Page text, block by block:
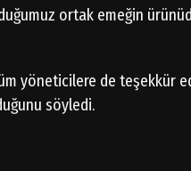
ortak emeğin
yöneticilere de teşekkür
söyledi.